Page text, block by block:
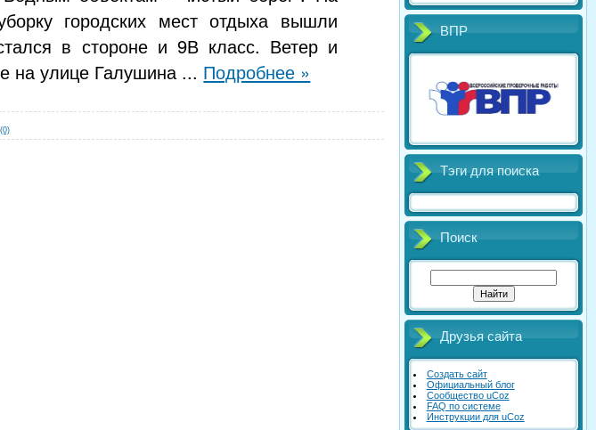
городских мест отдыха вышли
в стороне и 9В класс. Ветер и
на улице Галушина ... Подробнее »
ВПР
Тэги для поиска
Поиск
Друзья сайта
Создать сайт
Официальный блог
Сообщество uCoz
FAQ по системе
Инструкции для uCoz